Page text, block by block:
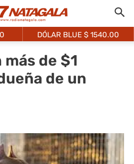
DÓLAR BLUE $ 1540.00
de $1
de un